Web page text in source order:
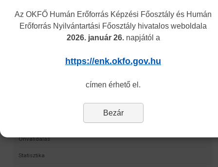
Navigáció
Képzési Központ hírei
Elektronikus nyilvántartási formanyomtatvány
Hagyományos kínai gyógyászati engedély nyilvántartása
Önvalidálás
Statisztika
Az OKFŐ Humán Erőforrás Képzési Főosztály és Humán
Erőforrás Nyilvántartási Főosztály hivatalos weboldala
2026. január 26.napjától a
https://enk.okfo.gov.hu
címen érhető el.
Bezár